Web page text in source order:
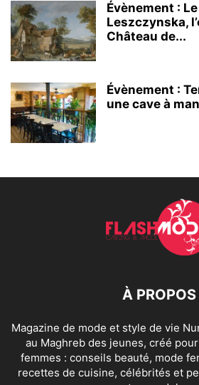
Évènement :
Leszczynska,
Château de...
Évènement :
une cave à
À PROPOS
Magazine de mode et style de vie
au Maghreb des jeunes, créé
femmes : conseils beauté, mode
recettes de cuisine, célébrités et